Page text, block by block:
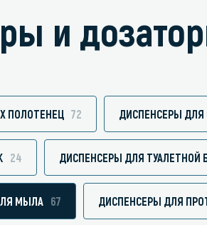
Дегризер
и
ПОЛОТЕНЕЦ 72 ДИСПЕНСЕРЫ ДЛЯ
24 ДИСПЕНСЕРЫ ДЛЯ ТУАЛЕТНОЙ
МЫЛА 67 ДИСПЕНСЕРЫ ДЛЯ